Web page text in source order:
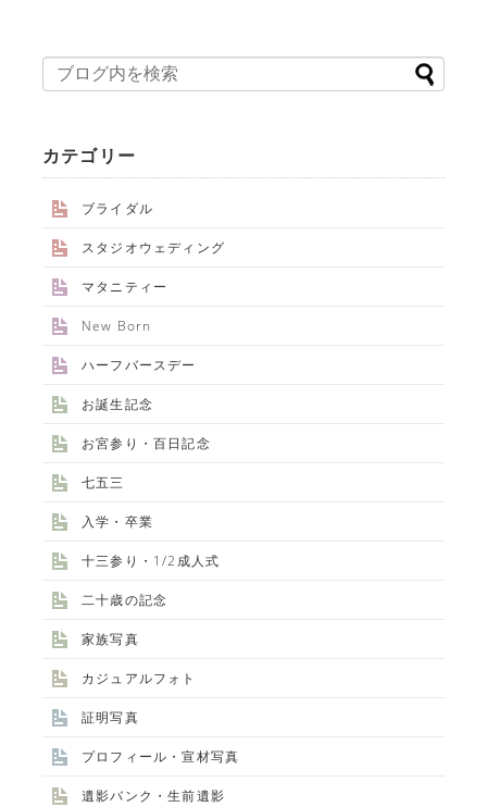
tel.025-761-7474
カテゴリー
ブライダル
スタジオウェディング
マタニティー
New Born
ハーフバースデー
お誕生記念
お宮参り・百日記念
七五三
入学・卒業
十三参り・1/2成人式
二十歳の記念
家族写真
カジュアルフォト
証明写真
プロフィール・宣材写真
遺影バンク・生前遺影